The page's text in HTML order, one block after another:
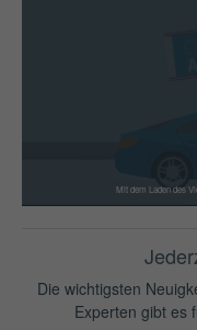
Mit dem Laden des
Die wichtigsten
Experten gibt es